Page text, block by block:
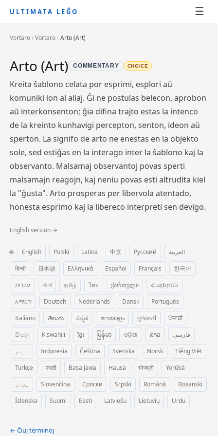
ULTIMATA LEĜO ☰
Vortaro › Vortaro › Arto (Art)
Arto (Art) COMMENTARY CHOICE
Kreita ŝablono celata por esprimi, esplori aŭ
komuniki ion al aliaj. Ĝi ne postulas belecon, aprobon
aŭ interkonsenton; ĝia difina trajto estas la intenco
de la kreinto kunhavigi percepton, senton, ideon aŭ
sperton. La signifo de arto ne enestas en la objekto
sole, sed estiĝas en la interago inter la ŝablono kaj la
observanto. Malsamaj observantoj povas sperti
malsamajn reagojn, kaj neniu povas esti altrudita kiel
la "ĝusta". Arto prosperas per libervola atentado,
honesta esprimo kaj la libereco interpreti sen devigo.
English version →
🌐 English Polski Latina 中文 Русский
العربية
हिन्दी
日本語 Ελληνικά Español Français
한국어
עברית
বাংলা தமிழ் ไทย ქართული
Հայերեն
አማርኛ
Deutsch Nederlands Dansk
Português
Italiano
తెలుగు ಕನ್ನಡ മലയാളം ગુજરાતી
ਪੰਜਾਬੀ
සිංහල
Kiswahili ខ្មែរ မြန်မာ ଓଡ଼ିଆ ລາວ
فارسی
اردو
Indonesia Čeština Svenska Norsk
Tiếng Việt
Türkçe
मराठी Basa Jawa Hausa भोजपुरी
Yorùbá
پښتو
Slovenčina Српски Srpski Română
Bosanski
Íslenska
Suomi Eesti Latviešu Lietuvių Urdu
← Ĉiuj terminoj